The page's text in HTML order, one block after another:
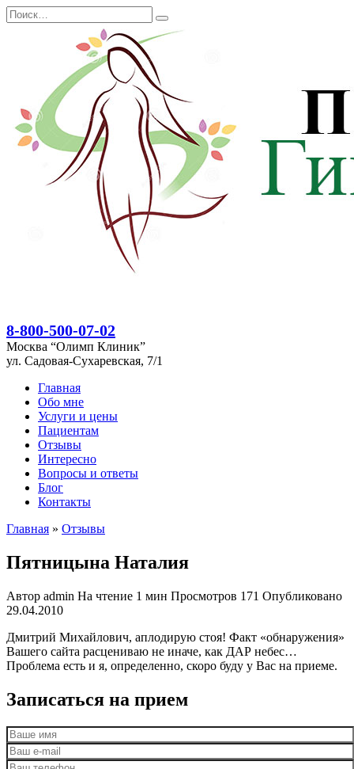
Перейти
к
Search
for:
8-800-500-07-02
Москва “Олимп Клиник”
ул. Садовая-Сухаревская, 7/1
Главная
Обо мне
Услуги и цены
Пациентам
Отзывы
Интересно
Вопросы и ответы
Блог
Контакты
Главная » Отзывы
Пятницына Наталия
Автор admin На чтение 1 мин Просмотров 171 Опубликовано
29.04.2010
Дмитрий Михайлович, аплодирую стоя! Факт «обнаружения»
Вашего сайта расцениваю не иначе, как ДАР небес…
Проблема есть и я, определенно, скоро буду у Вас на приеме.
Записаться на прием